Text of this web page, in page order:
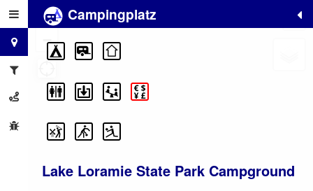
Campingplatz
Lake Loramie State Park Campground
+
−